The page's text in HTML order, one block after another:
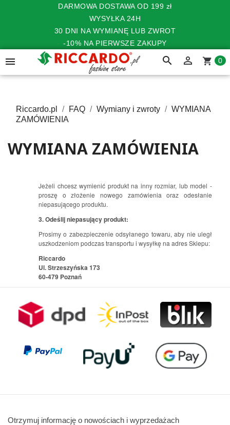
DARMOWA DOSTAWA OD 199 zł
WYSYŁKA 24H
30 DNI NA WYMIANĘ LUB ZWROT
-10% NA PIERWSZE ZAKUPY
 search  shopping_cart 0
Riccardo.pl FAQ Wymiany i zwroty
WYMIANA
ZAMÓWIENIA
WYMIANA ZAMÓWIENIA
Jeżeli chcesz wymienić produkt na inny rozmiar, lub model -
proszę o złożenie nowego zamówienia oraz odesłanie
niepasującego produktu.
3.Odeślij niepasujący produkt:
Prosimy o zabezpieczenie odsyłanego towaru, aby nie uległ
uszkodzeniom podczas transportu i wysyłkę na adres Sklepu:
Riccardo
Ul. Strzeszyńska 173
60-479 Poznań
Otrzymuj informację o nowościach i wyprzedażach